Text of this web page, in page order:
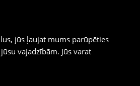
jūs ļaujat mums parūpēties
vajadzībām. Jūs varat